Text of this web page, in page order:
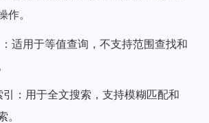
作。
：适用于等值查询，不支持范围查找和
引：用于全文搜索，支持模糊匹配和
。